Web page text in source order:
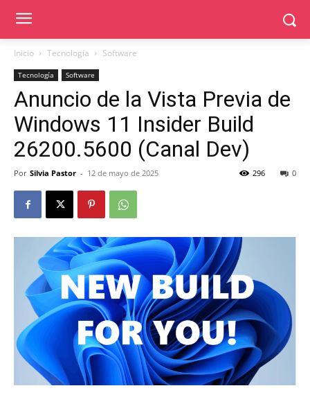
Inicio Tecnología Software
Tecnología Software
Anuncio de la Vista Previa de
Windows 11 Insider Build
26200.5600 (Canal Dev)
Por Silvia Pastor - 12 de mayo de 2025 0
296